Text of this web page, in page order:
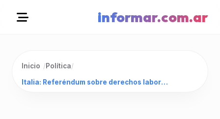
informar.com.ar
Inicio /Política/
Italia: Referéndum sobre derechos laborales fracasa por baja participación